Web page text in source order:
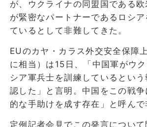
が、ウクライナの同盟国である
が緊密なパートナーであるロシ
ているとして非難してきた。
EUのカヤ・カラス外交安全保障
に相当）は15日、「中国軍がウ
シア軍兵士を訓練しているとい
認した」と言明。中国をこの戦
的な手助けを成す存在」と呼んで
定例記者会見でこの発言につい